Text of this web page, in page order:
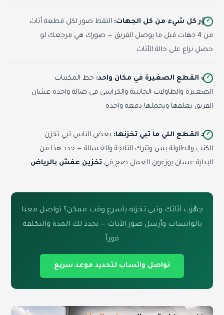
صوّر كل شيء من كل الجهات: التقط صور لكل قطعة أثاث
من 4 جهات قبل ما يوصل الفريق — صورك هي مرجعك لو
حصل نزاع على حالة الأثاث
رتب القطع الصغيرة في مكان واحد: حط المكتبات
الصغيرة والطاولات الجانبية والكراسي في صالة واحدة عشان
الفريق يغلفها ويحملها دفعة واحدة
حدد القطع اللي ما تبي تخزنها: بعض الناس تبي تخزن
الكنب والطاولة بس وتترك الثلاجة والغسالة — حدد هذا من
البداية عشان يوزعون العمل صح في تخزين عفش بالرياض
جهّزت أثاثك وتبي تخزنه بأسرع وقت ممكن؟ تواصل معنا
بالواتساب وأرسل صور الأثاث — نحدد لك المدة والتكلفة
فوراً
تواصل واتساب لتحديد موعد سريع